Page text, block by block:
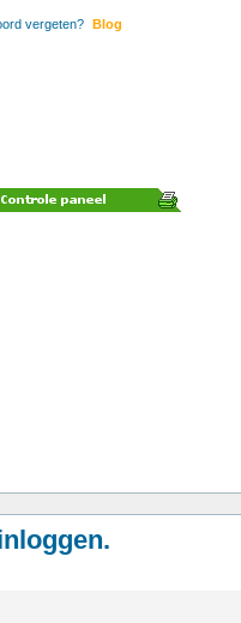
vergeten? Blog